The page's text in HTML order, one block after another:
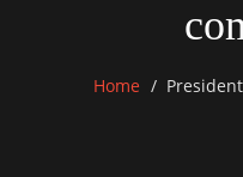
Home